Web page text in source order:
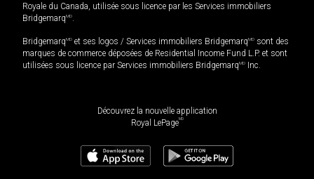
Royale du Canada, utilisée sous licence par les Services immobiliers
BridgemarqMD
BridgemarqMD et ses logos / Services immobiliers BridgemarqMD sont des
marques de commerce déposées de Residential Income Fund L.P. et sont
utilisées sous licence par Services immobiliers BridgemarqMD Inc.
Découvrez la nouvelle application
Royal LePageMD